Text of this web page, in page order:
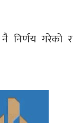
निर्णय गरेको र